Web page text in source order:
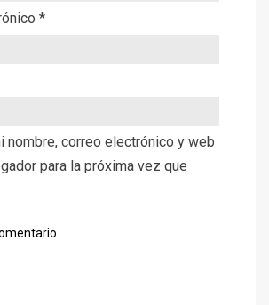
*
nombre, correo electrónico y web
para la próxima vez que